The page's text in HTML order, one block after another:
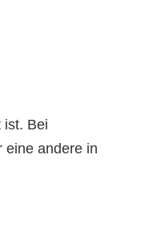
ist. Bei
eine andere in